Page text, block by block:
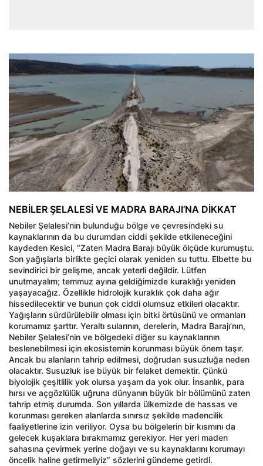
NEBİLER ŞELALESİ VE MADRA BARAJI’NA DİKKAT
Nebiler Şelalesi’nin bulunduğu bölge ve çevresindeki su
kaynaklarının da bu durumdan ciddi şekilde etkileneceğini
kaydeden Kesici, “Zaten Madra Barajı büyük ölçüde kurumuştu.
Son yağışlarla birlikte geçici olarak yeniden su tuttu. Elbette bu
sevindirici bir gelişme, ancak yeterli değildir. Lütfen
unutmayalım; temmuz ayına geldiğimizde kuraklığı yeniden
yaşayacağız. Özellikle hidrolojik kuraklık çok daha ağır
hissedilecektir ve bunun çok ciddi olumsuz etkileri olacaktır.
Yağışların sürdürülebilir olması için bitki örtüsünü ve ormanları
korumamız şarttır. Yeraltı sularının, derelerin, Madra Barajı’nın,
Nebiler Şelalesi’nin ve bölgedeki diğer su kaynaklarının
beslenebilmesi için ekosistemin korunması büyük önem taşır.
Ancak bu alanların tahrip edilmesi, doğrudan susuzluğa neden
olacaktır. Susuzluk ise büyük bir felaket demektir. Çünkü
biyolojik çeşitlilik yok olursa yaşam da yok olur. İnsanlık, para
hırsı ve açgözlülük uğruna dünyanın büyük bir bölümünü zaten
tahrip etmiş durumda. Son yıllarda ülkemizde de hassas ve
korunması gereken alanlarda sınırsız şekilde madencilik
faaliyetlerine izin veriliyor. Oysa bu bölgelerin bir kısmını da
gelecek kuşaklara bırakmamız gerekiyor. Her yeri maden
sahasına çevirmek yerine doğayı ve su kaynaklarını korumayı
öncelik haline getirmeliyiz” sözlerini gündeme getirdi.